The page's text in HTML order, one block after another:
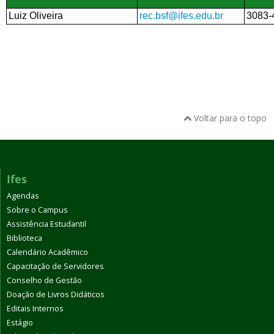
Luiz Oliveira rec.bsf@ifes.edu.br 3083-
Voltar para o topo
Ifes
Agendas
Sobre o Campus
Assistência Estudantil
Biblioteca
Calendário Acadêmico
Capacitação de Servidores
Conselho de Gestão
Doação de Livros Didáticos
Editais Internos
Estágio